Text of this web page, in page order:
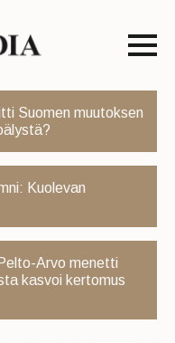
Suomen muutoksen
Kuolevan
Arvo menetti
kasvoi kertomus